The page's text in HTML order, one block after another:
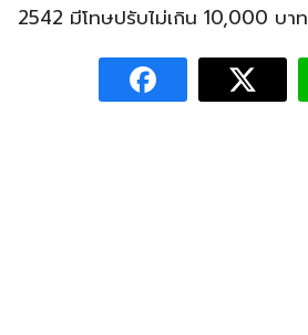
2542 มีโทษปรับไม่เกิน 10,000 บาท